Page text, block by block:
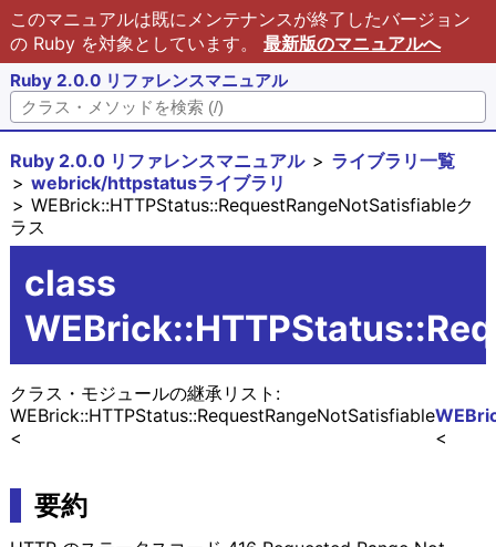
このマニュアルは既にメンテナンスが終了したバージョン
の Ruby を対象としています。 最新版のマニュアルへ
Ruby 2.0.0 リファレンスマニュアル
Ruby 2.0.0 リファレンスマニュアル
ライブラリ一覧
webrick/httpstatusライブラリ
WEBrick::HTTPStatus::RequestRangeNotSatisfiableク
ラス
class
クラス・モジュールの継承リスト:
WEBrick::HTTPStatus::RequestRangeNotSatisfiable
要約